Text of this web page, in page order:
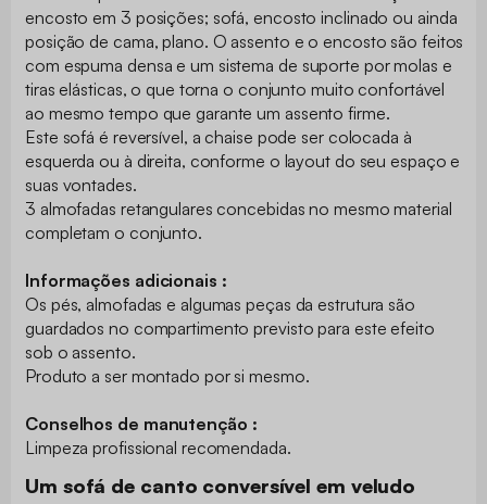
encosto em 3 posições; sofá, encosto inclinado ou ainda
posição de cama, plano. O assento e o encosto são feitos
com espuma densa e um sistema de suporte por molas e
tiras elásticas, o que torna o conjunto muito confortável
ao mesmo tempo que garante um assento firme.
Este sofá é reversível, a chaise pode ser colocada à
esquerda ou à direita, conforme o layout do seu espaço e
suas vontades.
3 almofadas retangulares concebidas no mesmo material
completam o conjunto.
Informações adicionais :
Os pés, almofadas e algumas peças da estrutura são
guardados no compartimento previsto para este efeito
sob o assento.
Produto a ser montado por si mesmo.
Conselhos de manutenção :
Limpeza profissional recomendada.
Um sofá de canto conversível em veludo